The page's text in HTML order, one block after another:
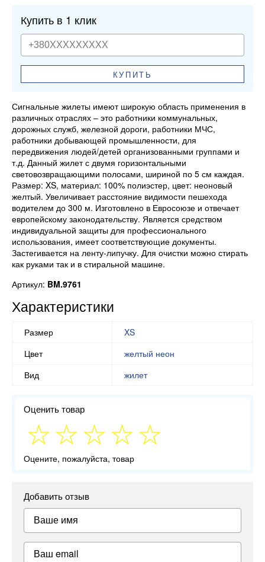
Купить в 1 клик
КУПИТЬ
Сигнальные жилеты имеют широкую область применения в
различных отраслях – это работники коммунальных,
дорожных служб, железной дороги, работники МЧС,
работники добывающей промышленности, для
передвижения людей/детей организованными группами и
т.д. Данный жилет с двумя горизонтальными
световозвращающими полосами, шириной по 5 см каждая.
Размер: XS, материал: 100% полиэстер, цвет: неоновый
желтый. Увеличивает расстояние видимости пешехода
водителем до 300 м. Изготовлено в Евросоюзе и отвечает
европейскому законодательству. Является средством
индивидуальной защиты для профессионального
использования, имеет соответствующие документы.
Застегивается на ленту-липучку. Для очистки можно стирать
как руками так и в стиральной машине.
Артикул: BM.9761
Характеристики
Размер
XS
Цвет
желтый неон
Вид
жилет
Оценить товар
Оцените, пожалуйста, товар
Добавить отзыв
Ваше имя
Ваш email